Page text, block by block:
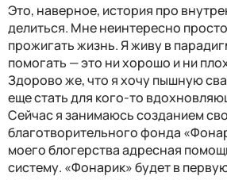
Это, наверное, история про
делиться. Мне неинтересно
прожигать жизнь. Я живу в
помогать — это ни хорошо и ни
Здорово же, что я хочу пышную
еще стать для кого-то
Сейчас я занимаюсь созданием
благотворительного фонда
моего блогерства адресная
систему. «Фонарик» будет в